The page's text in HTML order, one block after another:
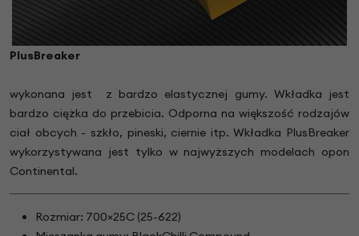
PlusBreaker
wykonana jest z bardzo elastycznej gumy. Wkładka jest
bardzo ciężka do przebicia. Odporna na większość rodzajów
ciał obcych - szkło, pineski, ciernie itp. Wkładka PlusBreaker
wykorzystywana jest tylko w najwyższych modelach opon
Continental.
Rozmiar: 700×25C (25-622)